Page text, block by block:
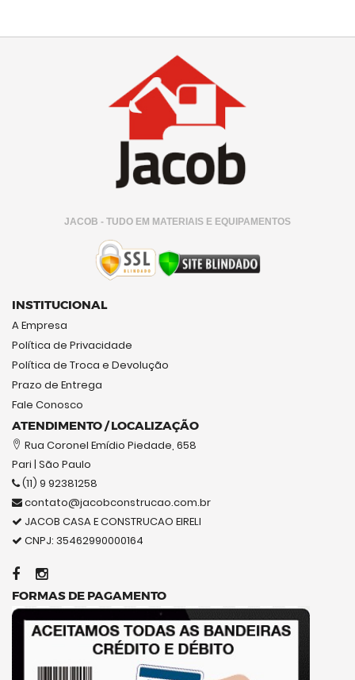
JACOB - TUDO EM MATERIAIS E EQUIPAMENTOS
INSTITUCIONAL
A Empresa
Política de Privacidade
Política de Troca e Devolução
Prazo de Entrega
Fale Conosco
ATENDIMENTO / LOCALIZAÇÃO
Rua Coronel Emídio Piedade, 658
Pari | São Paulo
(11) 9 92381258
contato@jacobconstrucao.com.br
JACOB CASA E CONSTRUCAO EIRELI
CNPJ: 35462990000164
FORMAS DE PAGAMENTO